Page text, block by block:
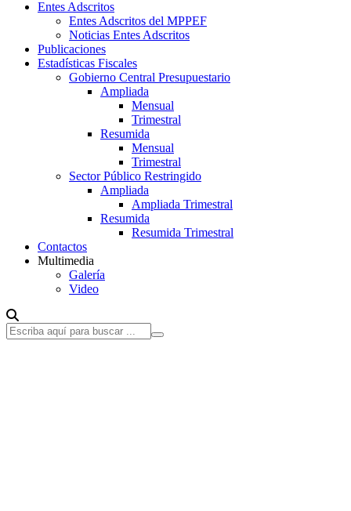
Entes Adscritos
Entes Adscritos del MPPEF
Noticias Entes Adscritos
Publicaciones
Estadísticas Fiscales
Gobierno Central Presupuestario
Ampliada
Mensual
Trimestral
Resumida
Mensual
Trimestral
Sector Público Restringido
Ampliada
Ampliada Trimestral
Resumida
Resumida Trimestral
Contactos
Multimedia
Galería
Video